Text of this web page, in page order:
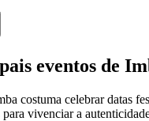
eventos de
costuma celebrar datas
vivenciar a